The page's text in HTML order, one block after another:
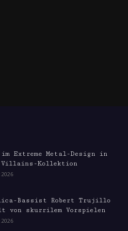
Extreme Metal-Design in
Villains-Kollektion
Bassist Robert Trujillo
von skurrilem Vorspielen